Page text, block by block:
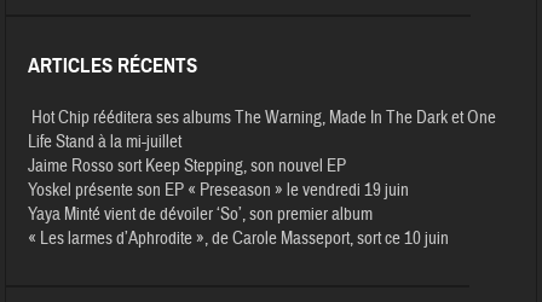
ARTICLES RÉCENTS
Hot Chip rééditera ses albums The Warning, Made In The Dark et One
Life Stand à la mi-juillet
Jaime Rosso sort Keep Stepping, son nouvel EP
Yoskel présente son EP « Preseason » le vendredi 19 juin
Yaya Minté vient de dévoiler ‘So’, son premier album
« Les larmes d’Aphrodite », de Carole Masseport, sort ce 10 juin